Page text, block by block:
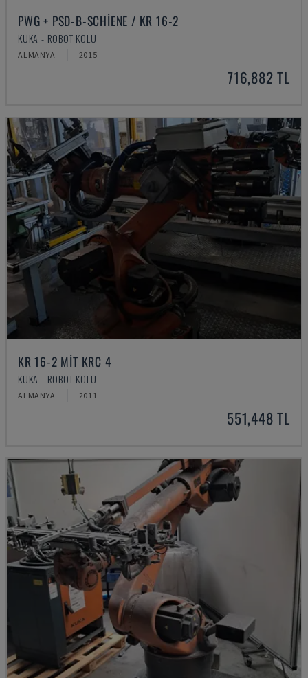
PWG + PSD-B-SCHIENE / KR 16-2
KUKA - ROBOT KOLU
ALMANYA 2015
716,882 TL
KR 16-2 MIT KRC 4
KUKA - ROBOT KOLU
ALMANYA 2011
551,448 TL